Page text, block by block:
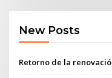
New Posts
Retorno de la